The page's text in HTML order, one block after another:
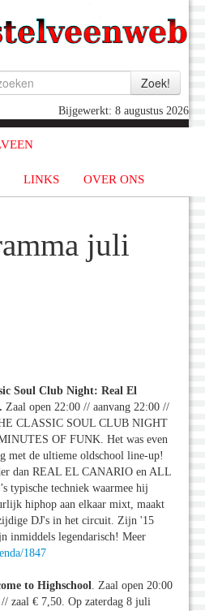
Bijgewerkt: 8 augustus 2026
LINKS OVER ONS
juli
Soul Club Night: Real El
Zaal open 22:00 // aanvang 22:00 //
CLASSIC SOUL CLUB NIGHT
OF FUNK. Het was even
met de ultieme oldschool line-up!
dan REAL EL CANARIO en ALL
typische techniek waarmee hij
hiphop aan elkaar mixt, maakt
DJ's in het circuit. Zijn '15
inmiddels legendarisch! Meer
1847
to Highschool. Zaal open 20:00
zaal € 7,50. Op zaterdag 8 juli